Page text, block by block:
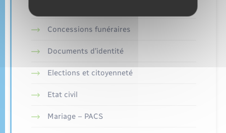
Concessions funéraires
Documents d’identité
Elections et citoyenneté
Etat civil
Mariage – PACS